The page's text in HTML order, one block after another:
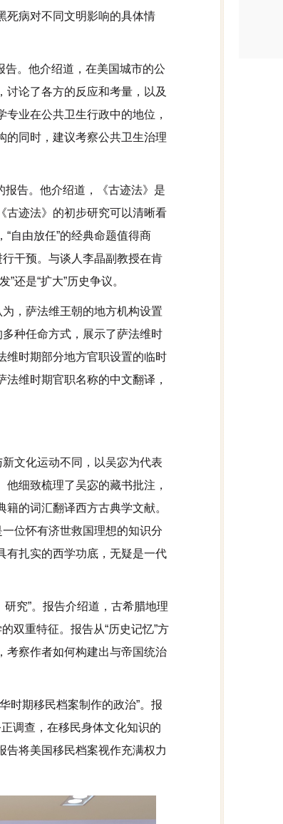
死病对不同文明影响的具体情
告。他介绍道，在美国城市的公
论了各方的反应和考量，以及
业在公共卫生行政中的地位，
的同时，建议考察公共卫生治理
报告。他介绍道，《古迹法》是
古迹法》的初步研究可以清晰看
自由放任”的经典命题值得商
干预。与谈人李晶副教授在肯
还是“扩大”历史争议。
，萨法维王朝的地方机构设置
种任命方式，展示了萨法维时
维时期部分地方官职设置的临时
维时期官职名称的中文翻译，
文化运动不同，以吴宓为代表
细致梳理了吴宓的藏书批注，
的词汇翻译西方古典学文献。
位怀有济世救国理想的知识分
有扎实的西学功底，无疑是一代
研究”。报告介绍道，古希腊地理
双重特征。报告从“历史记忆”方
考察作者如何构建出与帝国统治
时期移民档案制作的政治”。报
调查，在移民身体文化知识的
告将美国移民档案视作充满权力